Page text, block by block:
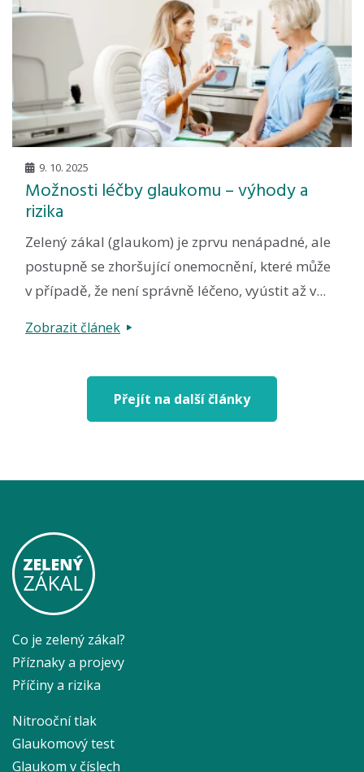
9. 10. 2025
Možnosti léčby glaukomu – výhody a
rizika
Zelený zákal (glaukom) je zprvu nenápadné, ale
postupně se zhoršující onemocnění, které může
v případě, že není správně léčeno, vyústit až v...
Zobrazit článek
Přejít na další články
Co je zelený zákal?
Příznaky a projevy
Příčiny a rizika
Nitrooční tlak
Glaukomový test
Glaukom v číslech